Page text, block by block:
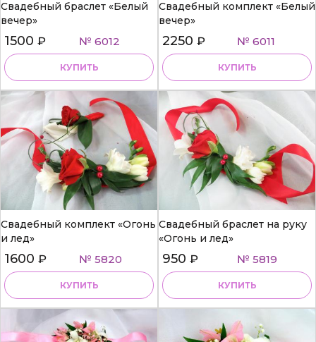
Свадебный браслет «Белый
вечер»
1500 ₽ № 6012
КУПИТЬ
Свадебный комплект «Белый
вечер»
2250 ₽ № 6011
КУПИТЬ
Свадебный комплект «Огонь
и лед»
1600 ₽ № 5820
КУПИТЬ
Свадебный браслет на руку
«Огонь и лед»
950 ₽ № 5819
КУПИТЬ